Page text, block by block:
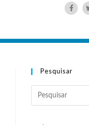
Pesquisar